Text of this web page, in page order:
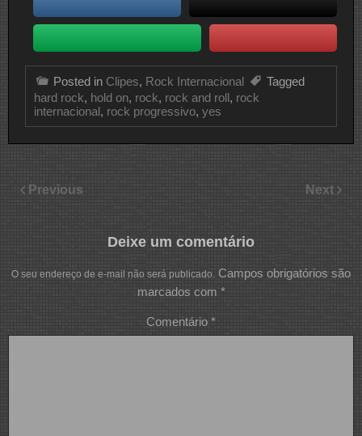
Posted in Clipes, Rock Internacional
Tagged
hard rock, hold on, rock, rock and roll, rock
internacional, rock progressivo, yes
Previous Next
Deixe um comentário
O seu endereço de e-mail não será publicado. Campos obrigatórios são
marcados com *
Comentário *